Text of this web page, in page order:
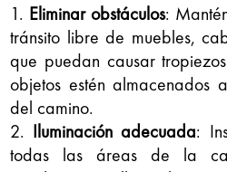
Eliminar obstáculos:
tránsito libre de muebles,
que puedan causar
objetos estén almacenados
del camino.
Iluminación adecuada:
todas las áreas de la